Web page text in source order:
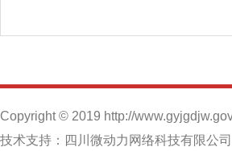
Copyright © 2019 http://
技术支持：四川微动力网络科技有限公司